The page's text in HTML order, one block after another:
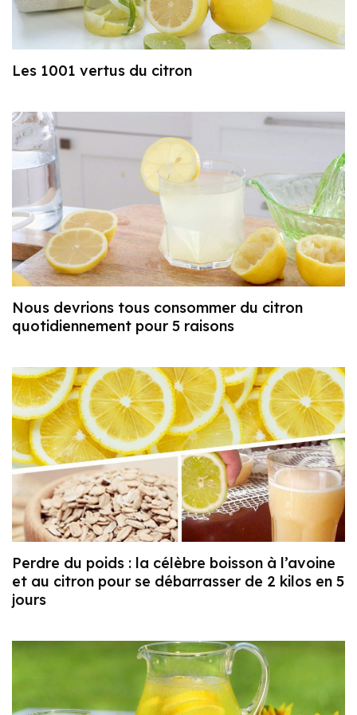
Les 1001 vertus du citron
Nous devrions tous consommer du citron
quotidiennement pour 5 raisons
Perdre du poids : la célèbre boisson à l’avoine
et au citron pour se débarrasser de 2 kilos en 5
jours